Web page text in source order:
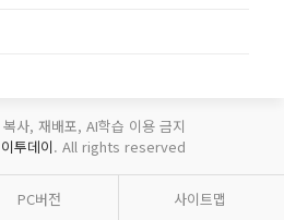
사, 재배포, AI학습 이용 금지
이투데이. All rights reserved
PC버전 사이트맵